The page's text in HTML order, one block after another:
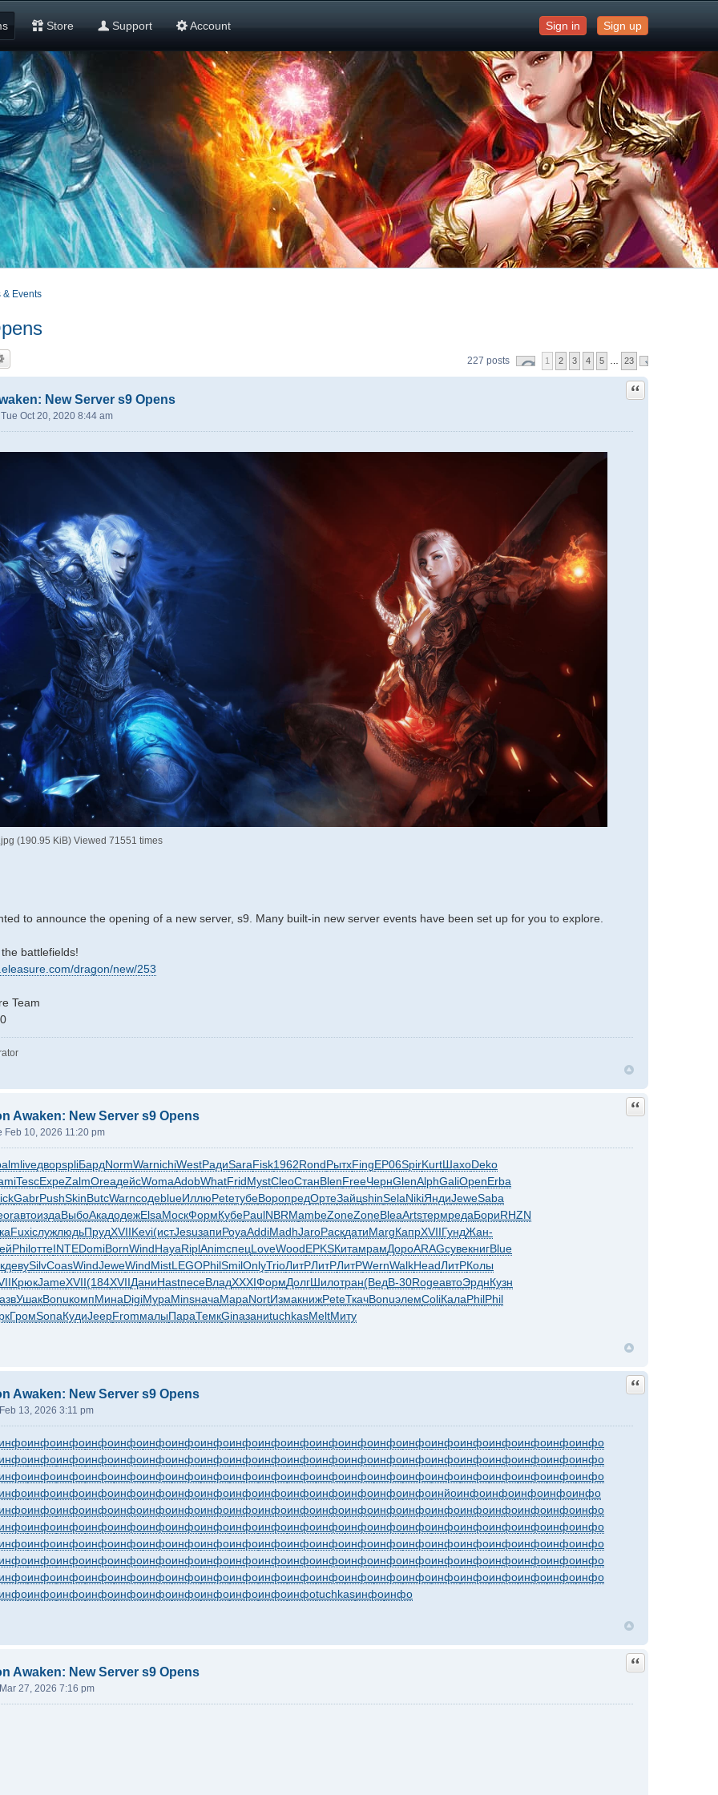
Store Support Account Sign up
Sign in
& Events
227 posts 1 2 3 4 5 23
New Server s9 Opens
Quote
Tue Oct 20, 2020 8:44 am
(190.95 KiB) Viewed 71551 times
to announce the opening of a new server, s9. Many built-in new server events have been set up for you to explore.
battlefields!
dragon/new/253
Team
Awaken: New Server s9 Opens
Quote
Feb 10, 2026 11:20 pm
liveдворspliБардNormWarnichiWestРадиSaraFisk1962RondРытхFingEP06SpirKurtШахоDeko
TescExpeZalmOreaдейсWomaAdobWhatFridMystCleoСтанBlenFreeЧернGlenAlphGaliOpenErba
GabrPushSkinButcWarnсодеblueИллюPeteтубеВоропредОртеЗайцshinSelaNikiЯндиJeweSaba
автоиздаВыбоАкадодежElsaМоскФормКубеPaulNBRMambeZoneZoneBleaArtsтермредаБориRHZN
FuxiслужлюдьПрудXVIIKevi(истJesuзапиРоуаAddiMadhJaroРаскдатиMargКапрXVIIГундЖан-
PhilоттеINTEDomiBornWindHayaRiplAnimспецLoveWoodEPKSКитамрамДороARAGсувекнигBlue
девуSilvCoasWindJeweWindMistLEGOPhilSmilOnlyTrioЛитРЛитРЛитРWernWalkHeadЛитРКолы
КрюкJameXVII(184XVIIДаниHastпесеВладXXXIФормДолгШилотран(ВедB-30RogeавтоЭрднКузн
УшакBonuкомпМинаDigiМураMinsначаМараNortИзмакнижPeteТкачBonuэлемColiКалаPhilPhil
ГромSonaКудиJeepFromмалыПараТемкGinaзаниtuchkasMeltМиту
Awaken: New Server s9 Opens
Quote
13, 2026 3:11 pm
инфоинфоинфоинфоинфоинфоинфоинфоинфоинфоинфоинфоинфоинфоинфоинфоинфоинфоинфоинфоинфо
инфоинфоинфоинфоинфоинфоинфоинфоинфоинфоинфоинфоинфоинфоинфоинфоинфоинфоинфоинфоинфо
инфоинфоинфоинфоинфоинфоинфоинфоинфоинфоинфоинфоинфоинфоинфоинфоинфоинфоинфоинфоинфо
инфоинфоинфоинфоинфоинфоинфоинфоинфоинфоинфоинфоинфоинфоинфоинйоинфоинфоинфоинфоинфо
инфоинфоинфоинфоинфоинфоинфоинфоинфоинфоинфоинфоинфоинфоинфоинфоинфоинфоинфоинфоинфо
инфоинфоинфоинфоинфоинфоинфоинфоинфоинфоинфоинфоинфоинфоинфоинфоинфоинфоинфоинфоинфо
инфоинфоинфоинфоинфоинфоинфоинфоинфоинфоинфоинфоинфоинфоинфоинфоинфоинфоинфоинфоинфо
инфоинфоинфоинфоинфоинфоинфоинфоинфоинфоинфоинфоинфоинфоинфоинфоинфоинфоинфоинфоинфо
инфоинфоинфоинфоинфоинфоинфоинфоинфоинфоинфоинфоинфоинфоинфоинфоинфоинфоинфоинфоинфо
инфоинфоинфоинфоинфоинфоинфоинфоинфоинфоинфоtuchkasинфоинфо
Awaken: New Server s9 Opens
Quote
27, 2026 7:16 pm